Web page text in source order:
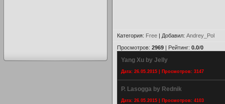
Категория: Free | Добавил: Andrey_Pol
Просмотров: 2969 | Рейтинг: 0.0/0
Yang Xu by Jelly
Дата: 26.05.2015 | Просмотров: 3147
P. Lasogga by Rednik
Дата: 26.05.2015 | Просмотров: 4103